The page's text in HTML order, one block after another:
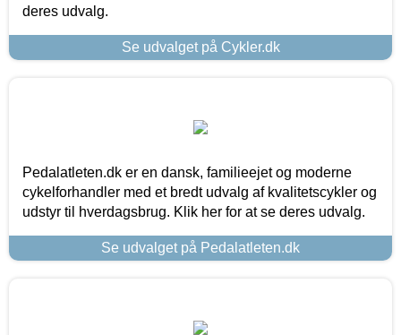
deres udvalg.
Se udvalget på Cykler.dk
Pedalatleten.dk er en dansk, familieejet og moderne
cykelforhandler med et bredt udvalg af kvalitetscykler og
udstyr til hverdagsbrug. Klik her for at se deres udvalg.
Se udvalget på Pedalatleten.dk